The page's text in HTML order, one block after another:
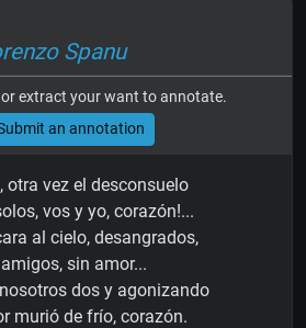
Spanu
extract your want to annotate.
an annotation
otra vez el desconsuelo
vos y yo, corazón!...
al cielo, desangrados,
sin amor...
dos y agonizando
murió de frío, corazón.